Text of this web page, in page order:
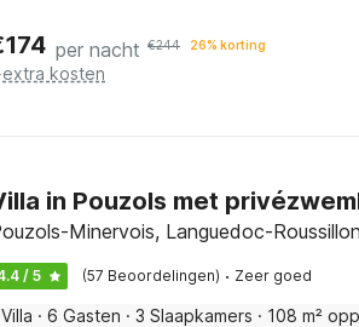
174 per nacht €244 26% korting
extra kosten
in Pouzols met
Minervois, Languedoc-
/ 5 (57 Beoordelingen) · Zeer goed
Villa · 6 Gasten · 3 Slaapkamers · 108 m²